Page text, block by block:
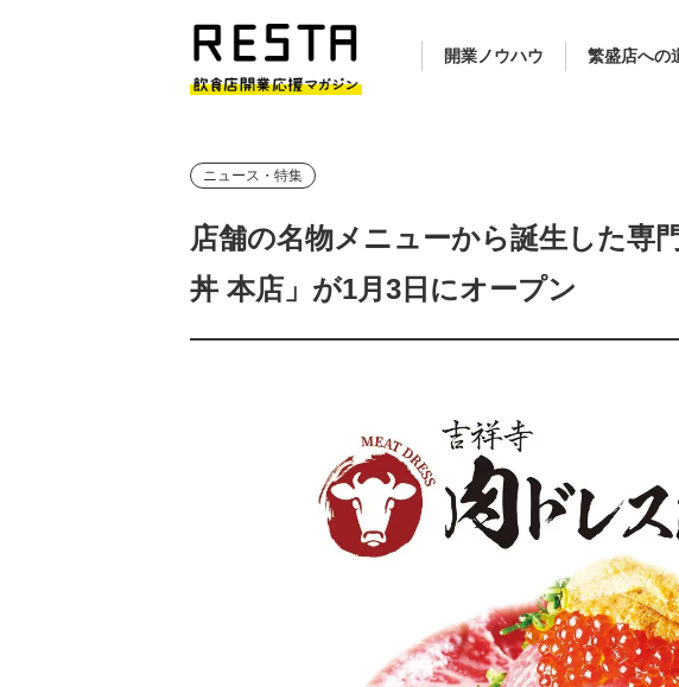
開業ノウハウ 繁盛店への
ニュース・特集
店舗の名物メニューから誕生した専
丼 本店」が1月3日にオープン